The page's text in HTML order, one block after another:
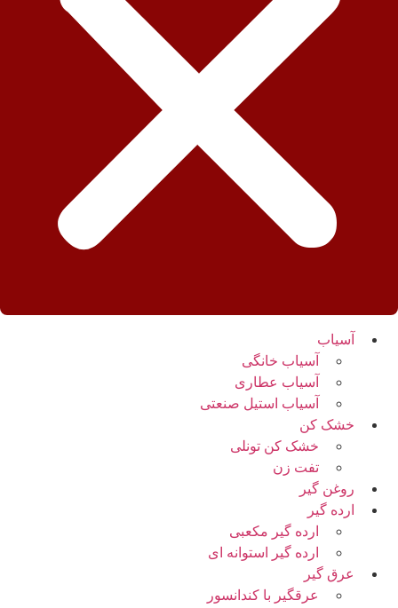
آسیاب
آسیاب خانگی
آسیاب عطاری
آسیاب استیل صنعتی
خشک کن
خشک کن تونلی
تفت زن
روغن گیر
ارده گیر
ارده گیر مکعبی
ارده گیر استوانه ای
عرق گیر
عرقگیر با کندانسور